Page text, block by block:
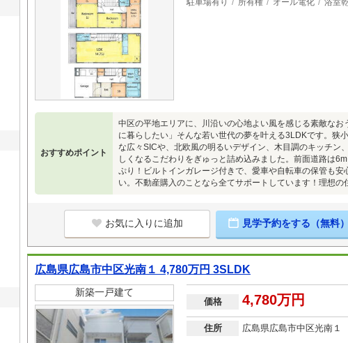
駐車場有り 所有権 オール電化 浴室
おすすめポイント
中区の平地エリアに、川沿いの心地よい風を感じる素敵な
に暮らしたい」そんな若い世代の夢を叶える3LDKです。狭
な広々SICや、北欧風の明るいデザイン、木目調のキッチン
しくなるこだわりをぎゅっと詰め込みました。前面道路は
ぷり！ビルトインガレージ付きで、愛車や自転車の保管も
い。不動産購入のことなら全てサポートしています！理想の
お気に入りに追加 見学予約をする（無料）
広島県広島市中区光南１ 4,780万円 3SLDK
新築一戸建て
価格 4,780万円
住所 広島県広島市中区光南１